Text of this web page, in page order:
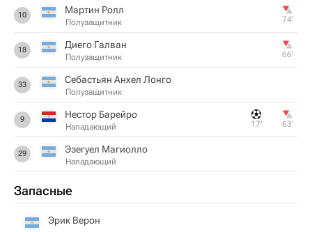
10 Мартин Ролл
Полузащитник 74‎’‎
18 Диего Галван
Полузащитник 66‎’‎
33 Себастьян Анхел Лонго
Полузащитник
9 Нестор Барейро
Нападающий 17‎’‎ 63‎’‎
29 Эзегуел Магиолло
Нападающий
Запасные
Эрик Верон